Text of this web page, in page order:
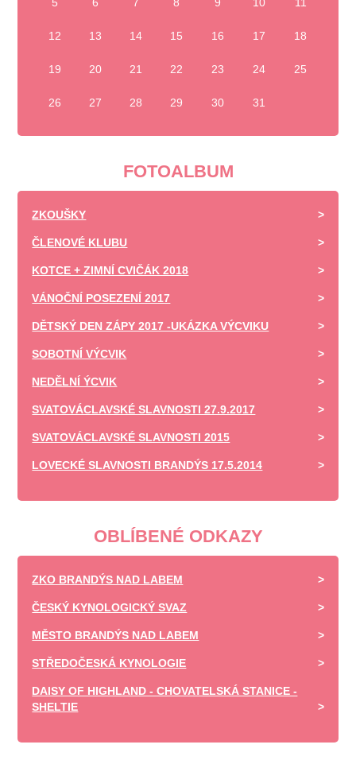
12 13 14 15 16 17 18
19 20 21 22 23 24 25
26 27 28 29 30 31
FOTOALBUM
ZKOUŠKY
ČLENOVÉ KLUBU
KOTCE + ZIMNÍ CVIČÁK 2018
VÁNOČNÍ POSEZENÍ 2017
DĚTSKÝ DEN ZÁPY 2017 -UKÁZKA VÝCVIKU
SOBOTNÍ VÝCVIK
NEDĚLNÍ ÝCVIK
SVATOVÁCLAVSKÉ SLAVNOSTI 27.9.2017
SVATOVÁCLAVSKÉ SLAVNOSTI 2015
LOVECKÉ SLAVNOSTI BRANDÝS 17.5.2014
OBLÍBENÉ ODKAZY
ZKO BRANDÝS NAD LABEM
ČESKÝ KYNOLOGICKÝ SVAZ
MĚSTO BRANDÝS NAD LABEM
STŘEDOČESKÁ KYNOLOGIE
DAISY OF HIGHLAND - CHOVATELSKÁ STANICE -
SHELTIE